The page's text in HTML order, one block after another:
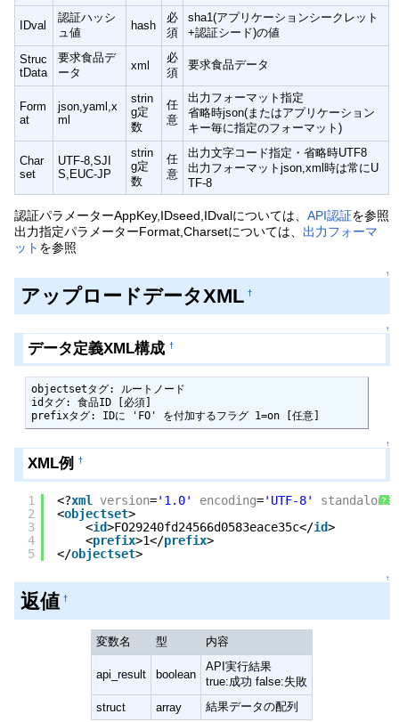
IDval
認証ハッシ
ュ値
hash
必
須
sha1(アプリケーションシークレット
+認証シード)の値
Struc
tData
要求食品デ
ータ
xml
必
須
要求食品データ
Form
at
json,yaml,x
ml
strin
g定
数
任
意
出力フォーマット指定
省略時json(またはアプリケーション
キー毎に指定のフォーマット)
Char
set
UTF-8,SJI
S,EUC-JP
strin
g定
数
任
意
出力文字コード指定・省略時UTF8
出力フォーマットjson,xml時は常にU
TF-8
認証パラメーターAppKey,IDseed,IDvalについては、API認証を参照
出力指定パラメーターFormat,Charsetについては、 出力フォーマ
ット を参照
↑
アップロードデータXML †
↑
データ定義XML構成 †
objectsetタグ: ルートノード
idタグ: 食品ID [必須]
prefixタグ: IDに 'FO' を付加するフラグ 1=on [任意]
↑
XML例 †
?
1
2
3
4
5
<?xml version='1.0' encoding='UTF-8' standalone
<objectset>
<id>FO29240fd24566d0583eace35c</id>
<prefix>1</prefix>
</objectset>
↑
返値 †
変数名 型 内容
api_result boolean
API実行結果
true:成功 false:失敗
struct
array 結果データの配列